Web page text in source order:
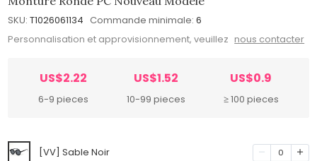
SKU: T1026061134 Commande minimale: 6
Personnalisation et approvisionnement, veuillez nous contacter
US$2.22
6-9 pieces
US$1.52
10-99 pieces
US$0.9
≥ 100 pieces
[VV] Sable Noir 0